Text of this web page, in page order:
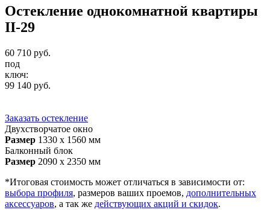
Остекление однокомнатной квартиры
II-29
60 710 руб.
под
ключ:
99 140 руб.
Заказать остекление
Двухстворчатое окно
Размер 1330 х 1560 мм
Балконный блок
Размер 2090 х 2350 мм
*Итоговая стоимость может отличаться в зависимости от:
выбора профиля, размеров ваших проемов, дополнительных
аксессуаров, а так же действующих акций и скидок.